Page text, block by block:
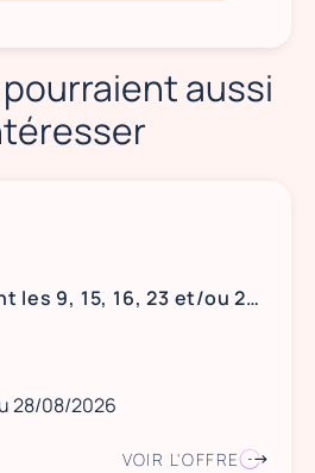
aussi
Accueil restaurant les 9, 15, 16, 23 et/ou 28 août - Annecy
28/08/2026
VOIR L'OFFRE